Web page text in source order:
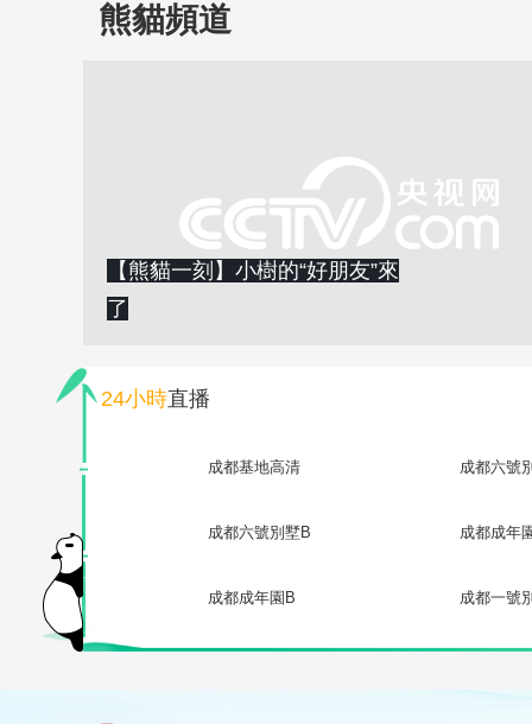
熊貓頻道
【熊貓一刻】小樹的“好朋友”來
了
24小時直播
成都基地高清 成都六號
成都六號別墅B 成都成年
成都成年園B 成都一號